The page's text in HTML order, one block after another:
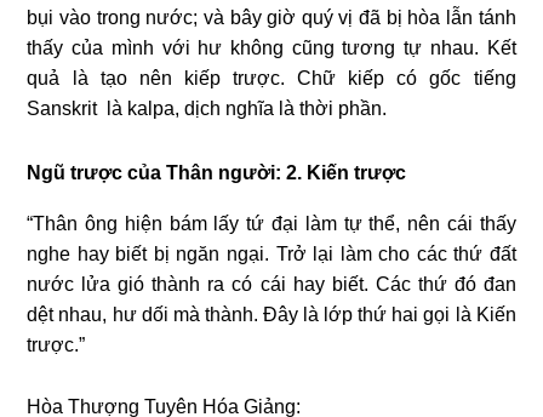
bụi vào trong nước; và bây giờ quý vị đã bị hòa lẫn tánh
thấy của mình với hư không cũng tương tự nhau. Kết
quả là tạo nên kiếp trược. Chữ kiếp có gốc tiếng
Sanskrit là kalpa, dịch nghĩa là thời phần.
Ngũ trược của Thân người: 2. Kiến trược
“Thân ông hiện bám lấy tứ đại làm tự thể, nên cái thấy
nghe hay biết bị ngăn ngại. Trở lại làm cho các thứ đất
nước lửa gió thành ra có cái hay biết. Các thứ đó đan
dệt nhau, hư dối mà thành. Đây là lớp thứ hai gọi là Kiến
trược.”
Hòa Thượng Tuyên Hóa Giảng: